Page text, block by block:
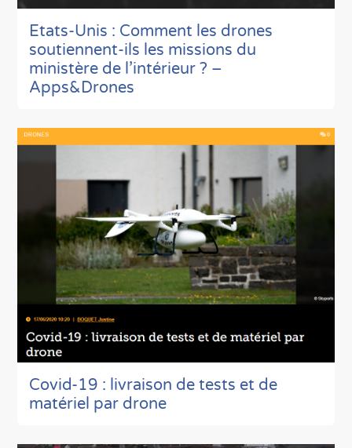
Etats-Unis : Comment les drones
soutiennent-ils les missions du
ministère de l’intérieur ? –
Apps&Drones
Covid-19 : livraison de tests et de
matériel par drone